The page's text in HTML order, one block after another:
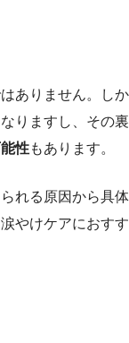
ありません。しか
りますし、その裏
性もあります。
れる原因から具体
やけケアにおすす